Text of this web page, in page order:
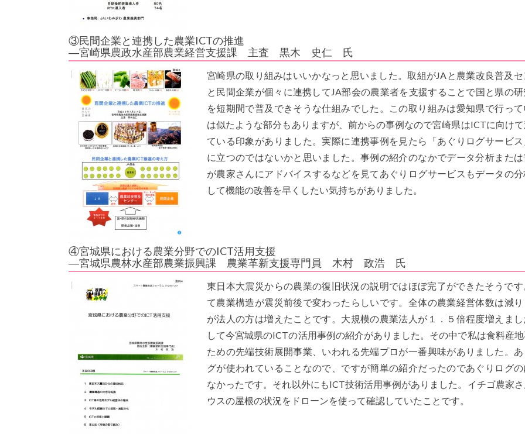
③民間企業と連携した農業ICTの推進
―宮崎県農政水産部農業経営支援課 主査 黒木 史仁 氏
宮崎県の取り組みはいいかなっと思いました。取組がJAと農業改良普及
と民間企業が個々に連携してJA部会の農業者を支援することで国と県の
を短期間で普及できそうな仕組みでした。この取り組みは愛知県で行っ
は似たような部分もありますが、前からの事例なので宮崎県はICTに向け
ている印象がありました。実際に連携事例を見たら「あぐりログサービ
に立つのではないかと思いました。事例の紹介のなかでデータ分析また
が農家さんにアドバイスするなどを見てあぐりログサービスもデータの
して機能の改善を早くしたい気持ちがありました。
④宮城県における農業分野でのICT活用支援
―宮城県農林水産部農業振興課 農業革新支援専門員 木村 政浩 氏
東日本大震災からの農業の復旧状況の説明ではほぼ完了ができたそうで
て農業構造が震災前後で変わったらしいです。全体の農業経営体数は減
が法人の方は増えたことです。大規模の農業法人が１．５倍程度増えま
して今宮城県のICTの活用事例の紹介がありました。その中で私は食料産
ための先端技術展開事業、いわれる先端プロが一番興味がありました。
グが使われていることなので、ですが簡単の紹介だったのであぐりログ
なかったです。それ以外にもICT技術活用事例がありました。イチゴ農家
ウスの屋根の状況をドローンを使って確認していたことです。